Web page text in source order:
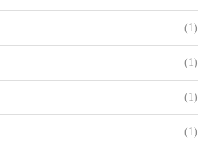
(1)
(1)
(1)
(1)